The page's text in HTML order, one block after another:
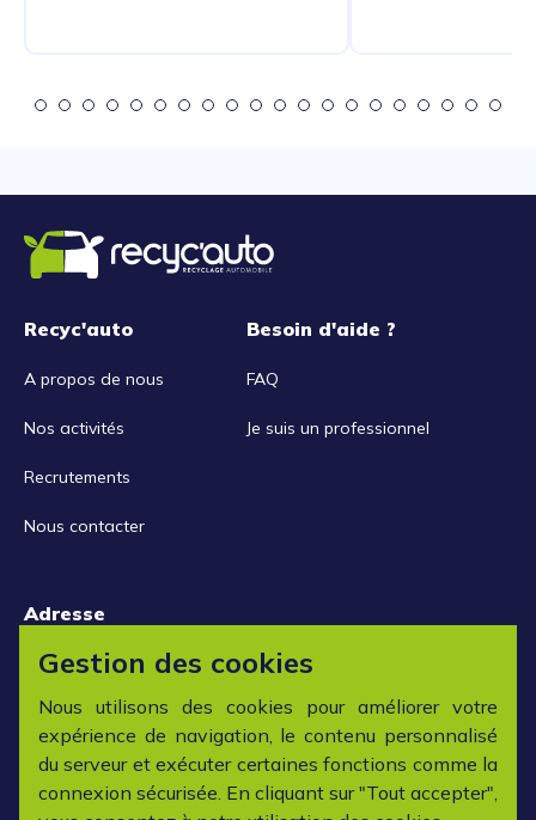
Recyc'auto
A propos de nous
Nos activités
Recrutements
Nous contacter
Besoin d'aide ?
FAQ
Je suis un professionnel
Adresse
15 rue de la Libération
42152 L'horme
Horaires
Gestion des cookies
Nous utilisons des cookies pour améliorer votre
expérience de navigation, le contenu personnalisé
du serveur et exécuter certaines fonctions comme la
connexion sécurisée. En cliquant sur "Tout accepter",